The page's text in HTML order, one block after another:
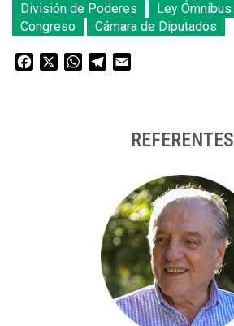
División de Poderes
Ley Ómnibus
Congreso
Cámara de Diputados
Facebook WhatsAppTelegram
REFERENTES